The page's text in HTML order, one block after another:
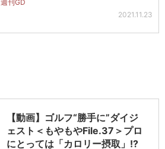
週刊GD
2021.11.23
【動画】ゴルフ“勝手に”ダイジ
ェスト＜もやもやFile.37＞プロ
にとっては「カロリー摂取」!?